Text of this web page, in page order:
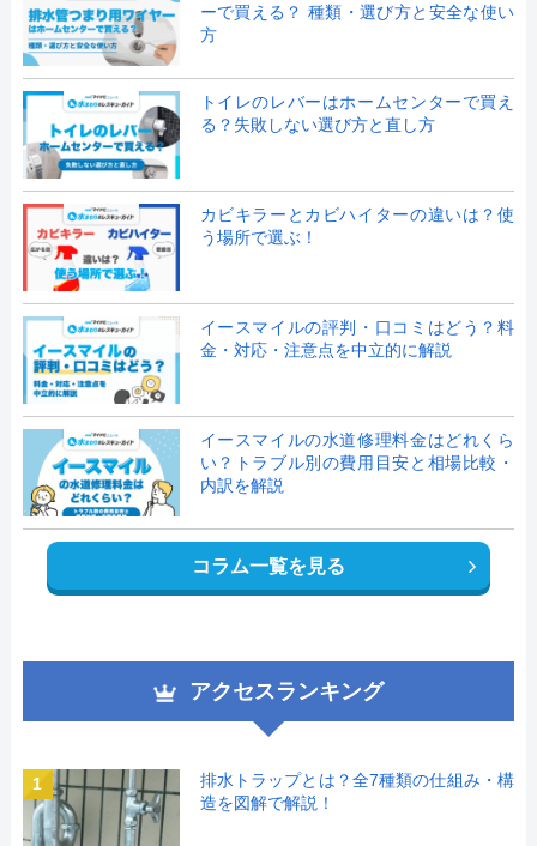
ーで買える？ 種類・選び方と安全な使い
方
トイレのレバーはホームセンターで買え
る？失敗しない選び方と直し方
カビキラーとカビハイターの違いは？使
う場所で選ぶ！
イースマイルの評判・口コミはどう？料
金・対応・注意点を中立的に解説
イースマイルの水道修理料金はどれくら
い？トラブル別の費用目安と相場比較・
内訳を解説
コラム一覧を見る
アクセスランキング
1
排水トラップとは？全7種類の仕組み・構
造を図解で解説！